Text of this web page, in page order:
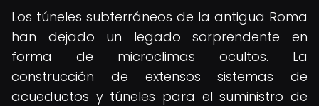
Los túneles subterráneos de la antigua Roma
han dejado un legado sorprendente en
forma de microclimas ocultos. La
construcción de extensos sistemas de
acueductos y túneles para el suministro de